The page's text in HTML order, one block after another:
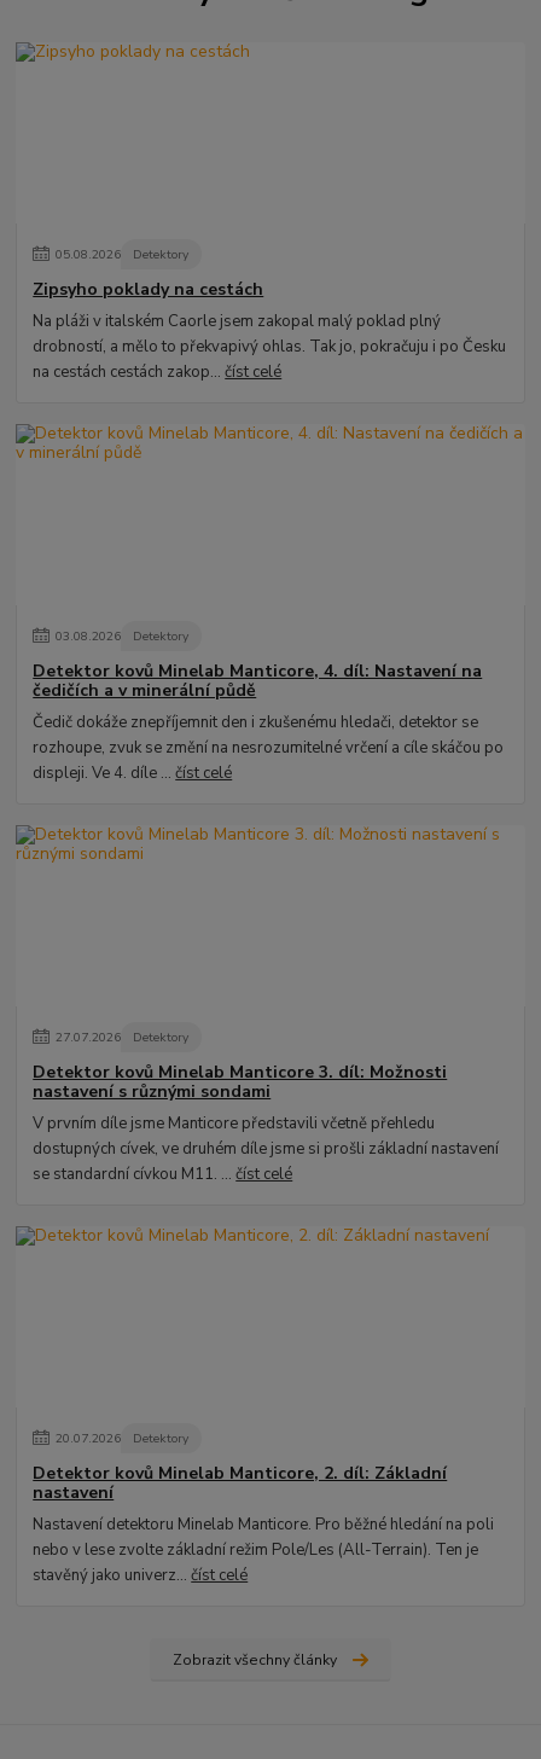
05.08.2026 Detektory
Zipsyho poklady na cestách
Na pláži v italském Caorle jsem zakopal malý poklad plný
drobností, a mělo to překvapivý ohlas. Tak jo, pokračuju i po Česku
na cestách cestách zakop...číst celé
03.08.2026 Detektory
Detektor kovů Minelab Manticore, 4. díl: Nastavení na
čedičích a v minerální půdě
Čedič dokáže znepříjemnit den i zkušenému hledači, detektor se
rozhoupe, zvuk se změní na nesrozumitelné vrčení a cíle skáčou po
displeji. Ve 4. díle ...číst celé
27.07.2026 Detektory
Detektor kovů Minelab Manticore 3. díl: Možnosti
nastavení s různými sondami
V prvním díle jsme Manticore představili včetně přehledu
dostupných cívek, ve druhém díle jsme si prošli základní nastavení
se standardní cívkou M11. ...číst celé
20.07.2026 Detektory
Detektor kovů Minelab Manticore, 2. díl: Základní
nastavení
Nastavení detektoru Minelab Manticore. Pro běžné hledání na poli
nebo v lese zvolte základní režim Pole/Les (All-Terrain). Ten je
stavěný jako univerz...číst celé
Zobrazit všechny články